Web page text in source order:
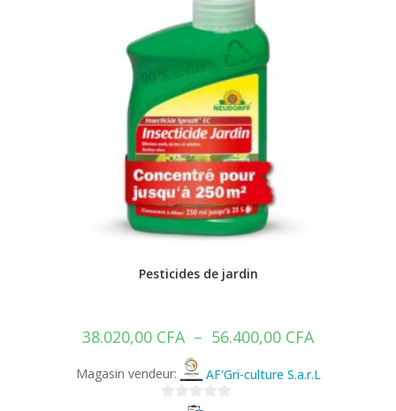
Pesticides de jardin
38.020,00CFA – 56.400,00
u
5
Voir les differentes options
Bricolage & divers,Jardinage & agriculture,Pesticides, Produits
phytosanitaire